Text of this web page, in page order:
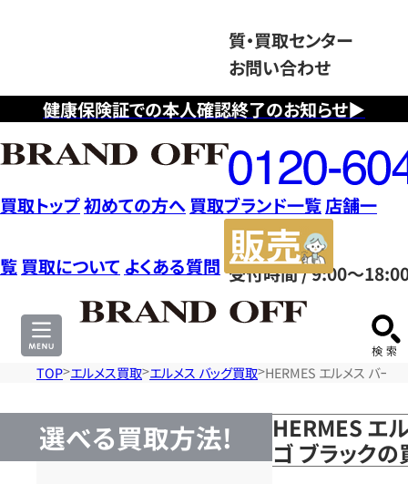
健康保険証での本人確認終了のお知らせ▶
質・買取センター
お問い合わせ
フ
リ
ー
ダ
イ
ヤ
ル
0120604117
受付時間 / 9:00～
買取トップ初めての方へ 買取ブランド一覧店舗一
覧 買取について よくある質問
サ
TOP エルメス買取 エルメス バッグ買取 HERMES エルメス バー
選べる買取方法!
HERMES エ
ゴ ブラック